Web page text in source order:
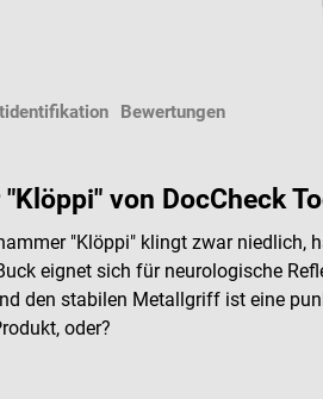
Bewertungen
von DocCheck
"Klöppi" klingt zwar niedlich,
eignet sich für neurologische
den stabilen Metallgriff ist eine
oder?